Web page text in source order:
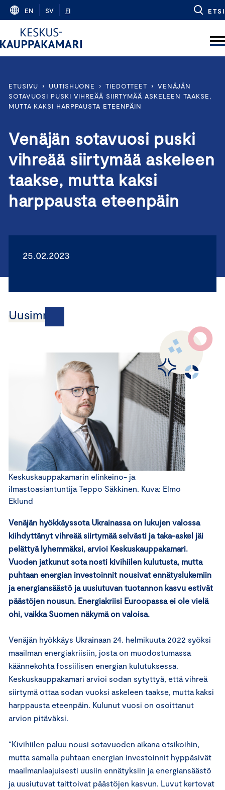
Skip
content
EN SV FI ETSI
ETUSIVU › UUTISHUONE › TIEDOTTEET › VENÄJÄN
SOTAVUOSI PUSKI VIHREÄÄ SIIRTYMÄÄ ASKELEEN TAAKSE,
MUTTA KAKSI HARPPAUSTA ETEENPÄIN
Venäjän sotavuosi puski
vihreää siirtymää askeleen
taakse, mutta kaksi
harppausta eteenpäin
25.02.2023
Uusimmat
Keskuskauppakamarin elinkeino- ja
ilmastoasiantuntija Teppo Säkkinen. Kuva: Elmo
Eklund
Venäjän hyökkäyssota Ukrainassa on lukujen valossa
kiihdyttänyt vihreää siirtymää selvästi ja taka-askel jäi
pelättyä lyhemmäksi, arvioi Keskuskauppakamari.
Vuoden jatkunut sota nosti kivihiilen kulutusta, mutta
puhtaan energian investoinnit nousivat ennätyslukemiin
ja energiansäästö ja uusiutuvan tuotannon kasvu estivät
päästöjen nousun. Energiakriisi Euroopassa ei ole vielä
ohi, vaikka Suomen näkymä on valoisa.
Venäjän hyökkäys Ukrainaan 24. helmikuuta 2022 syöksi
maailman energiakriisiin, josta on muodostumassa
käännekohta fossiilisen energian kulutuksessa.
Keskuskauppakamari arvioi sodan sytyttyä, että vihreä
siirtymä ottaa sodan vuoksi askeleen taakse, mutta kaksi
harppausta eteenpäin. Kulunut vuosi on osoittanut
arvion pitäväksi.
“Kivihiilen paluu nousi sotavuoden aikana otsikoihin,
mutta samalla puhtaan energian investoinnit hyppäsivät
maailmanlaajuisesti uusiin ennätyksiin ja energiansäästö
ja uusiutuvat taittoivat päästöjen kasvun. Luvut kertovat